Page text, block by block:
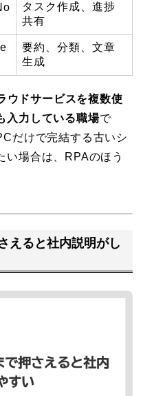
タスク作成、進捗
共有
要約、分類、文章
生成
ウドサービスを複数使
入力している職場で
だけで完結する古いシ
い場合は、RPAのほう
えると社内説明がし